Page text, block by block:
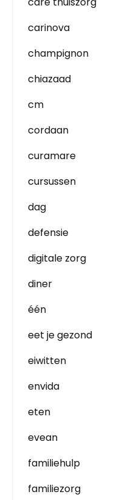
carinova
champignon
chiazaad
cm
cordaan
curamare
cursussen
dag
defensie
digitale zorg
diner
één
eet je gezond
eiwitten
envida
eten
evean
familiehulp
familiezorg